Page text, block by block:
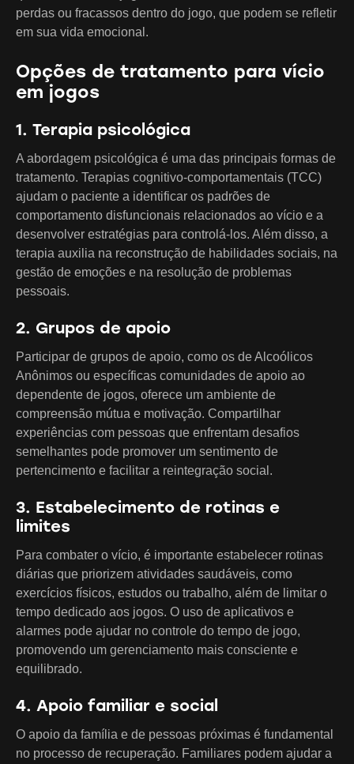
perdas ou fracassos dentro do jogo, que podem se refletir
em sua vida emocional.
Opções de tratamento para vício
em jogos
1. Terapia psicológica
A abordagem psicológica é uma das principais formas de
tratamento. Terapias cognitivo-comportamentais (TCC)
ajudam o paciente a identificar os padrões de
comportamento disfuncionais relacionados ao vício e a
desenvolver estratégias para controlá-los. Além disso, a
terapia auxilia na reconstrução de habilidades sociais, na
gestão de emoções e na resolução de problemas
pessoais.
2. Grupos de apoio
Participar de grupos de apoio, como os de Alcoólicos
Anônimos ou específicas comunidades de apoio ao
dependente de jogos, oferece um ambiente de
compreensão mútua e motivação. Compartilhar
experiências com pessoas que enfrentam desafios
semelhantes pode promover um sentimento de
pertencimento e facilitar a reintegração social.
3. Estabelecimento de rotinas e
limites
Para combater o vício, é importante estabelecer rotinas
diárias que priorizem atividades saudáveis, como
exercícios físicos, estudos ou trabalho, além de limitar o
tempo dedicado aos jogos. O uso de aplicativos e
alarmes pode ajudar no controle do tempo de jogo,
promovendo um gerenciamento mais consciente e
equilibrado.
4. Apoio familiar e social
O apoio da família e de pessoas próximas é fundamental
no processo de recuperação. Familiares podem ajudar a